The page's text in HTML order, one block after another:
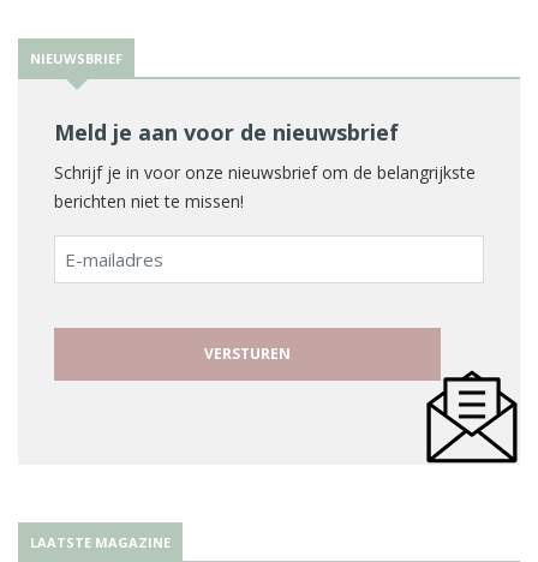
NIEUWSBRIEF
Meld je aan voor de nieuwsbrief
Schrijf je in voor onze nieuwsbrief om de belangrijkste
berichten niet te missen!
E-
mailadres
LAATSTE MAGAZINE